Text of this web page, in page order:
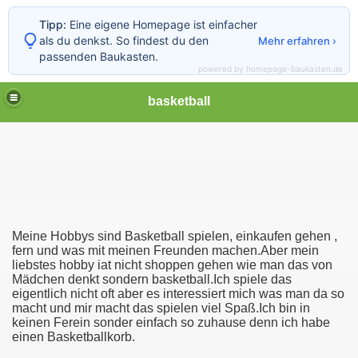
basketball
Meine Hobbys sind Basketball spielen, einkaufen gehen ,
fern und was mit meinen Freunden machen.Aber mein
liebstes hobby iat nicht shoppen gehen wie man das von
Mädchen denkt sondern basketball.Ich spiele das
eigentlich nicht oft aber es interessiert mich was man da so
macht und mir macht das spielen viel Spaß.Ich bin in
keinen Ferein sonder einfach so zuhause denn ich habe
einen Basketballkorb.
Tipp: Eine eigene Homepage ist einfacher
als du denkst. So findest du den
passenden Baukasten.
Mehr erfahren ›
powered by homepage-baukasten.de